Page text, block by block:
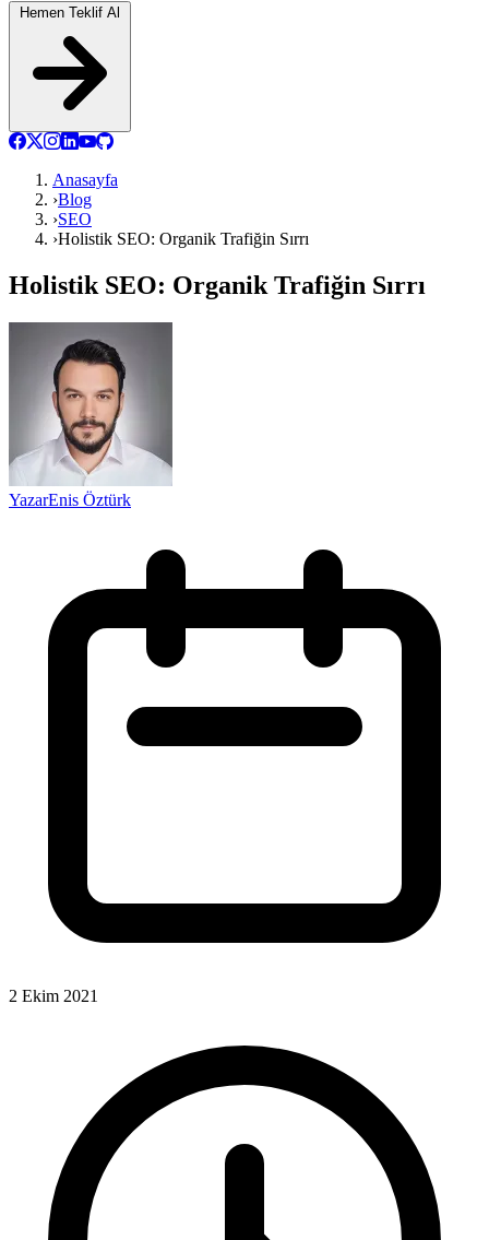
Anasayfa
›Blog
›SEO
›Holistik SEO: Organik Trafiğin Sırrı
Holistik SEO: Organik Trafiğin Sırrı
YazarEnis Öztürk
2 Ekim 2021